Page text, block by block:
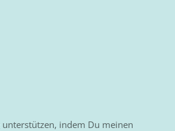
indem Du meinen